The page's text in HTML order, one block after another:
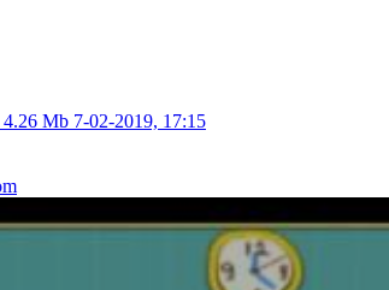
4.26 Mb 7-02-2019, 17:15